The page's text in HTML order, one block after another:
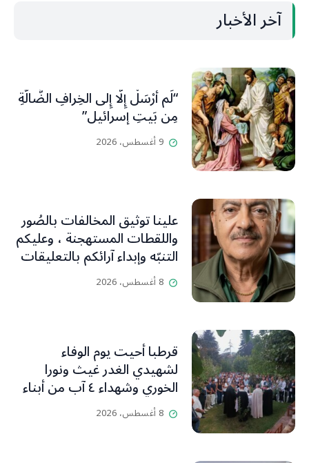
آخر الأخبار
“لَم أُرْسَلْ إِلَّا إِلى الخِرافِ الضَّالَّةِ
مِن بَيتِ إسرائيل”
9 أغسطس، 2026
علينا توثيق المخالفات بالصُور
واللقطات المستهجنة ، وعليكم
التنبّه وإبداء آرائكم بالتعليقات
(جورج صبّاغ)
8 أغسطس، 2026
قرطبا أحيت يوم الوفاء
لشهيدي الغدر غيث ونورا
الخوري وشهداء ٤ آب من أبناء
البلدة.. كارين الخوري افرام: لقد
كان بيتنا، بوجود والدي، ينبض
8 أغسطس، 2026